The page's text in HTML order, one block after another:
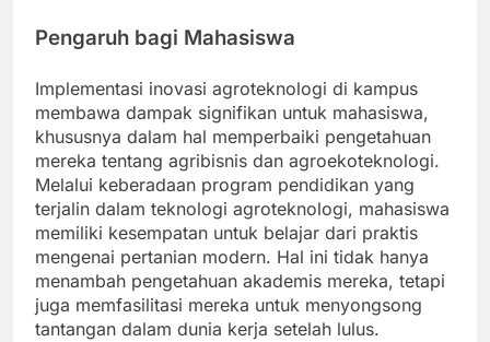
Pengaruh bagi Mahasiswa
Implementasi inovasi agroteknologi di kampus
membawa dampak signifikan untuk mahasiswa,
khususnya dalam hal memperbaiki pengetahuan
mereka tentang agribisnis dan agroekoteknologi.
Melalui keberadaan program pendidikan yang
terjalin dalam teknologi agroteknologi, mahasiswa
memiliki kesempatan untuk belajar dari praktis
mengenai pertanian modern. Hal ini tidak hanya
menambah pengetahuan akademis mereka, tetapi
juga memfasilitasi mereka untuk menyongsong
tantangan dalam dunia kerja setelah lulus.